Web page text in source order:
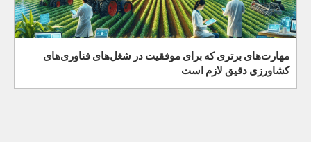
مهارت‌های برتری که برای موفقیت در شغل‌های فناوری‌های
کشاورزی دقیق لازم است